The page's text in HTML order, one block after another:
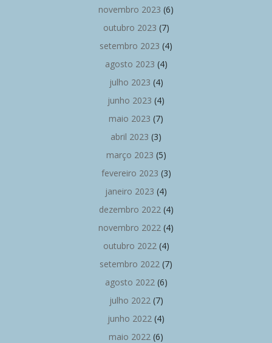
novembro 2023 (6)
outubro 2023 (7)
setembro 2023 (4)
agosto 2023 (4)
julho 2023 (4)
junho 2023 (4)
maio 2023 (7)
abril 2023 (3)
março 2023 (5)
fevereiro 2023 (3)
janeiro 2023 (4)
dezembro 2022 (4)
novembro 2022 (4)
outubro 2022 (4)
setembro 2022 (7)
agosto 2022 (6)
julho 2022 (7)
junho 2022 (4)
maio 2022 (6)